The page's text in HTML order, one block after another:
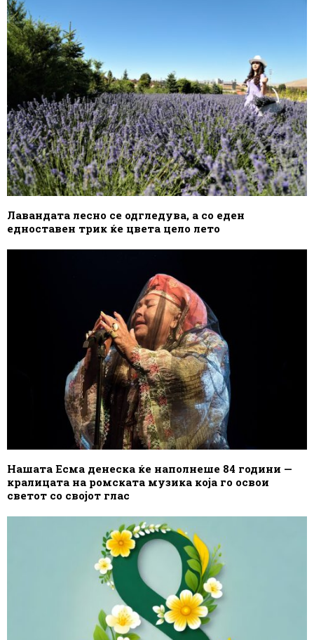
Лавандата лесно се одгледува, а со еден
едноставен трик ќе цвета цело лето
Нашата Есма денеска ќе наполнеше 84 години —
кралицата на ромската музика која го освои
светот со својот глас